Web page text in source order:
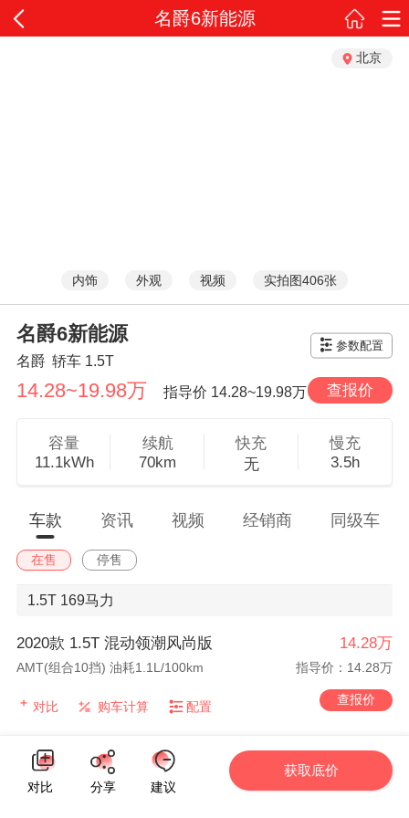
名爵6新能源
北京
内饰 外观 视频 实拍图406张
名爵6新能源
名爵 轿车 1.5T
参数配置
14.28~19.98万 指导价 14.28~19.98万 查报价
容量
11.1kWh
续航
70km
快充
无
慢充
3.5h
车款 资讯 视频 经销商 同级车
在售 停售
1.5T 169马力
2020款 1.5T 混动领潮风尚版 14.28万
AMT(组合10挡) 油耗1.1L/100km 指导价：14.28万
对比 购车计算 配置 查报价
2020款 1.5T 混动领潮豪华版 15.28万
AMT(组合10挡) 油耗1.1L/100km 指导价：15.28万
对比 分享 建议
获取底价